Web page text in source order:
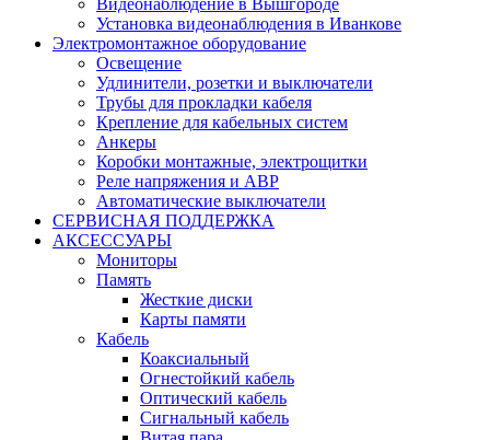
Видеонаблюдение в Вышгороде
Установка видеонаблюдения в Иванкове
Электромонтажное оборудование
Освещение
Удлинители, розетки и выключатели
Трубы для прокладки кабеля
Крепление для кабельных систем
Анкеры
Коробки монтажные, электрощитки
Реле напряжения и АВР
Автоматические выключатели
СЕРВИСНАЯ ПОДДЕРЖКА
АКСЕССУАРЫ
Мониторы
Память
Жесткие диски
Карты памяти
Кабель
Коаксиальный
Огнестойкий кабель
Оптический кабель
Сигнальный кабель